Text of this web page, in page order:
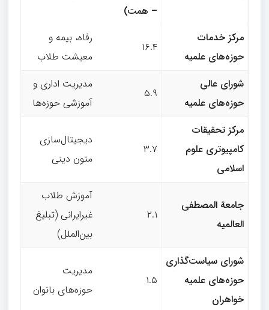
– همت)
مرکز خدمات
حوزه‌های علمیه
۱۶.۴
رفاه، بیمه و
معیشت طلاب
شورای عالی
حوزه‌های علمیه
۵.۹
مدیریت اداری و
آموزشی حوزه‌ها
مرکز تحقیقات
کامپیوتری علوم
اسلامی
۳.۷
دیجیتال‌سازی
متون دینی
جامعة المصطفی
العالمیه
۲.۱
آموزش طلاب
غیرایرانی (تبلیغ
بین‌الملل)
شورای سیاست‌گذاری
حوزه‌های علمیه
خواهران
۱.۵
مدیریت
حوزه‌های بانوان